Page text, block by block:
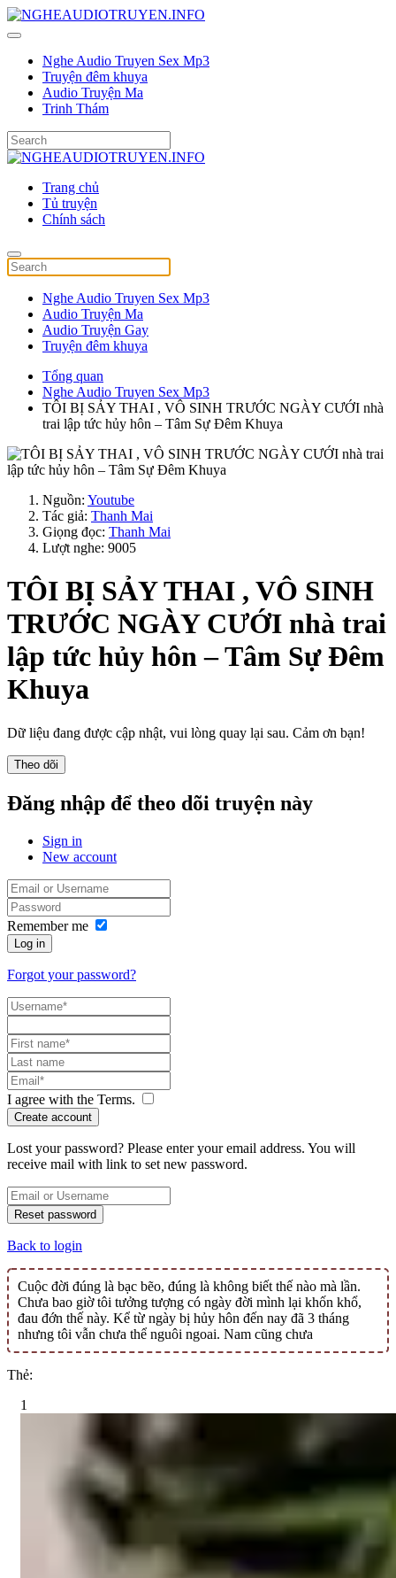
Nghe Audio Truyen Sex Mp3
Truyện đêm khuya
Audio Truyện Ma
Trinh Thám
Trang chủ
Tủ truyện
Chính sách
Nghe Audio Truyen Sex Mp3
Audio Truyện Ma
Audio Truyện Gay
Truyện đêm khuya
Tổng quan
Nghe Audio Truyen Sex Mp3
TÔI BỊ SẢY THAI , VÔ SINH TRƯỚC NGÀY CƯỚI nhà
trai lập tức hủy hôn – Tâm Sự Đêm Khuya
Nguồn: Youtube
Tác giả: Thanh Mai
Giọng đọc: Thanh Mai
Lượt nghe: 9005
TÔI BỊ SẢY THAI , VÔ SINH
TRƯỚC NGÀY CƯỚI nhà trai
lập tức hủy hôn – Tâm Sự Đêm
Khuya
Dữ liệu đang được cập nhật, vui lòng quay lại sau. Cảm ơn bạn!
Theo dõi
Đăng nhập để theo dõi truyện này
Sign in
New account
Remember me
Log in
Forgot your password?
I agree with the Terms.
Create account
Lost your password? Please enter your email address. You will
receive mail with link to set new password.
Reset password
Back to login
Cuộc đời đúng là bạc bẽo, đúng là không biết thế nào mà lần.
Chưa bao giờ tôi tưởng tượng có ngày đời mình lại khốn khổ,
đau đớn thế này. Kể từ ngày bị hủy hôn đến nay đã 3 tháng
nhưng tôi vẫn chưa thể nguôi ngoai. Nam cũng chưa
Thẻ:
1